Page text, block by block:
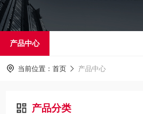
产品中心
当前位置： 首页 产品中心
产品分类